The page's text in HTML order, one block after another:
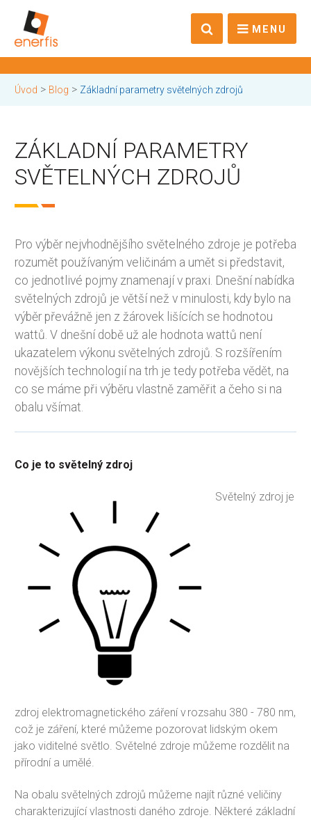
MENU
Úvod > Blog > Základní parametry světelných zdrojů
ZÁKLADNÍ PARAMETRY
SVĚTELNÝCH ZDROJŮ
Pro výběr nejvhodnějšího světelného zdroje je potřeba
rozumět používaným veličinám a umět si představit,
co jednotlivé pojmy znamenají v praxi. Dnešní nabídka
světelných zdrojů je větší než v minulosti, kdy bylo na
výběr převážně jen z žárovek lišících se hodnotou
wattů. V dnešní době už ale hodnota wattů není
ukazatelem výkonu světelných zdrojů. S rozšířením
novějších technologií na trh je tedy potřeba vědět, na
co se máme při výběru vlastně zaměřit a čeho si na
obalu všímat.
Co je to světelný zdroj
Světelný zdroj je
zdroj elektromagnetického záření v rozsahu 380 - 780 nm,
což je záření, které můžeme pozorovat lidským okem
jako viditelné světlo. Světelné zdroje můžeme rozdělit na
přírodní a umělé.
Na obalu světelných zdrojů můžeme najít různé veličiny
charakterizující vlastnosti daného zdroje. Některé základní